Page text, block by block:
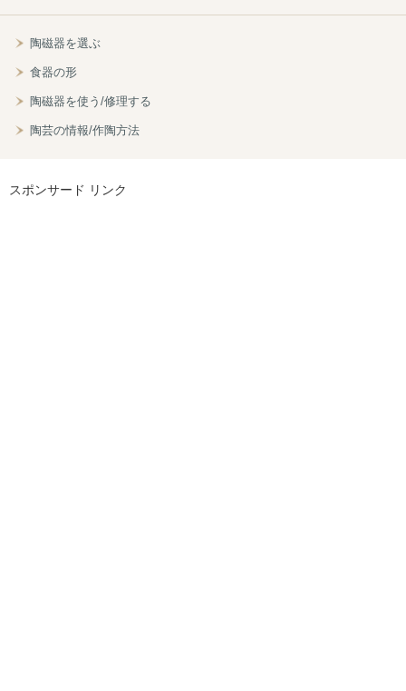
陶磁器を選ぶ
食器の形
陶磁器を使う/修理する
陶芸の情報/作陶方法
スポンサード リンク